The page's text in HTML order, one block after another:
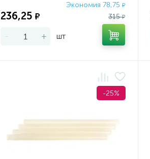
Экономия 78,75 ₽
236,25 ₽ 315₽
- + шт
-25%